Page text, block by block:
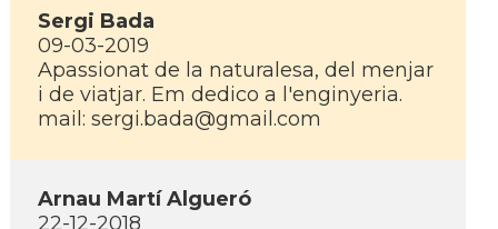
Sergi Bada
09-03-2019
Apassionat de la naturalesa, del menjar
i de viatjar. Em dedico a l'enginyeria.
mail: sergi.bada@gmail.com
Arnau Martí­ Algueró
22-12-2018